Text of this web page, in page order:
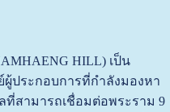
HILL) เป็น
ประกอบการที่กำลังมองหา
ที่สามารถเชื่อมต่อพระราม 9